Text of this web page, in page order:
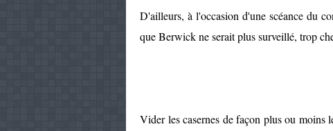
D'ailleurs, à l'occasion d'une scéance du
que Berwick ne serait plus surveillé, trop
Vider les casernes de façon plus ou moins